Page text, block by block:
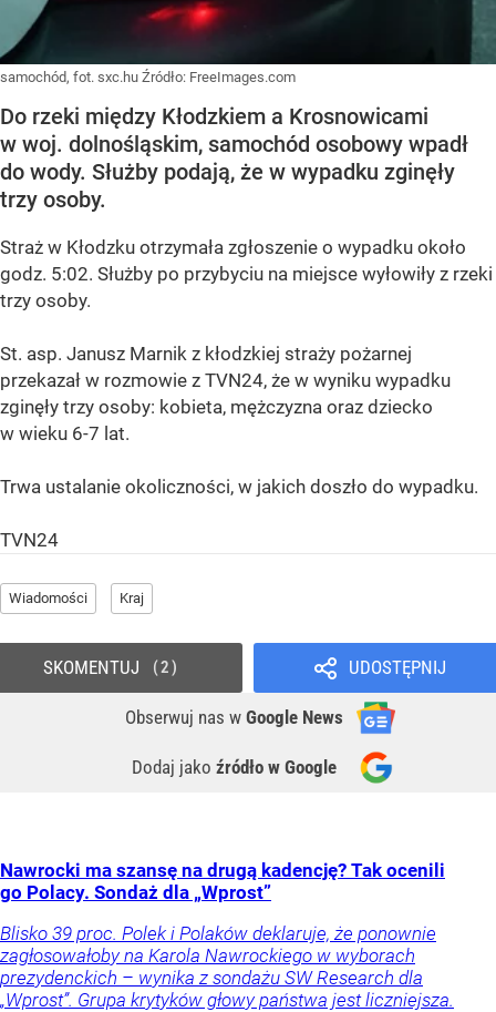
samochód, fot. sxc.hu Źródło: FreeImages.com
Do rzeki między Kłodzkiem a Krosnowicami
w woj. dolnośląskim, samochód osobowy wpadł
do wody. Służby podają, że w wypadku zginęły
trzy osoby.
Straż w Kłodzku otrzymała zgłoszenie o wypadku około
godz. 5:02. Służby po przybyciu na miejsce wyłowiły z rzeki
trzy osoby.
St. asp. Janusz Marnik z kłodzkiej straży pożarnej
przekazał w rozmowie z TVN24, że w wyniku wypadku
zginęły trzy osoby: kobieta, mężczyzna oraz dziecko
w wieku 6-7 lat.
Trwa ustalanie okoliczności, w jakich doszło do wypadku.
TVN24
Wiadomości Kraj
UDOSTĘPNIJ
Obserwuj nas w Google News
Dodaj jako źródło w Google
SKOMENTUJ 2
Nawrocki ma szansę na drugą kadencję? Tak ocenili
go Polacy. Sondaż dla „Wprost”
Blisko 39 proc. Polek i Polaków deklaruje, że ponownie
zagłosowałoby na Karola Nawrockiego w wyborach
prezydenckich – wynika z sondażu SW Research dla
„Wprost”. Grupa krytyków głowy państwa jest liczniejsza.